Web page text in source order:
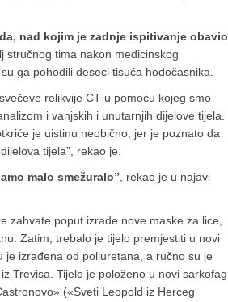
nad kojim je zadnje ispitivanje obavio
stručnog tima nakon medicinskog
ga pohodili deseci tisuća hodočasnika.
relikvije CT-u pomoću kojeg smo
i vanjskih i unutarnjih dijelove tijela.
je uistinu neobično, jer je poznato da
tijela”, rekao je.
malo smežuralo” , rekao je u najavi
zahvate poput izrade nove maske za lice,
Zatim, trebalo je tijelo premjestiti u novi
izrađena od poliuretana, a ručno su je
Trevisa. Tijelo je položeno u novi sarkofag
(«Sveti Leopold iz Herceg